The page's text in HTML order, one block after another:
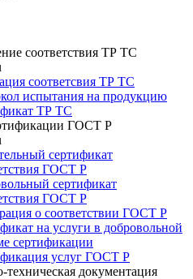
соответствия ТР ТС
соответсвия ТР ТС
испытания на продукцию
ТР ТС
ГОСТ Р
сертификат
ГОСТ Р
сертификат
ГОСТ Р
о соответствии ГОСТ Р
на услуги в добровольной
сертификации
услуг ГОСТ Р
документация